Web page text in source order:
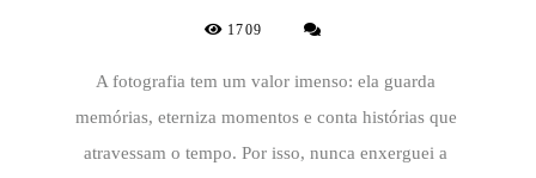
1709
A fotografia tem um valor imenso: ela guarda
memórias, eterniza momentos e conta histórias que
atravessam o tempo. Por isso, nunca enxerguei a